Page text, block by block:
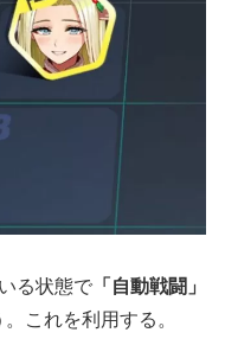
る状態で 「自動戦闘」
これを利用する。